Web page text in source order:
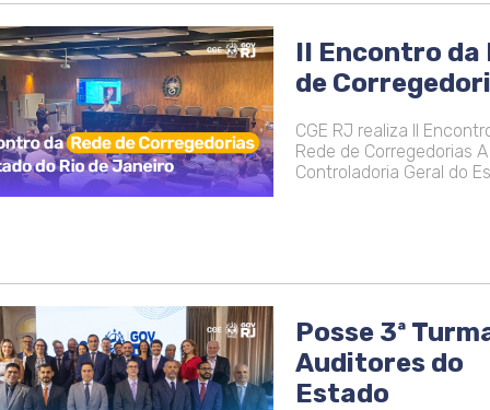
II Encontro da
de
CGE RJ realiza II
Rede de Corregedorias A
Controladoria Geral do
Posse 3ª
Auditores do
Estado